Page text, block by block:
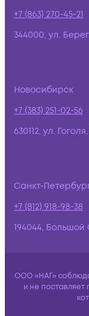
+7 (863) 270-45-21
344000, ул.
Новосибирск
+7 (383) 251-02-56
630112, ул. Гоголя,
Санкт-
+7 (812) 918-98-38
194044,
ООО «НАГ»
и не поставляет